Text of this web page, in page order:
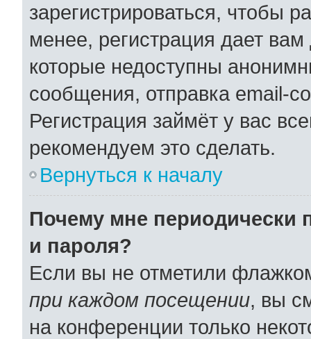
зарегистрироваться, чтобы
менее, регистрация дает
которые недоступны
сообщения, отправка email-
Регистрация займёт у вас
рекомендуем это сделать.
Вернуться к началу
Почему мне периодически
и пароля?
Если вы не отметили
при каждом посещении, вы
на конференции только